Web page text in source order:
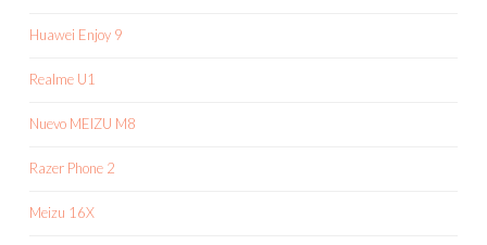
Huawei Enjoy 9
Realme U1
Nuevo MEIZU M8
Razer Phone 2
Meizu 16X